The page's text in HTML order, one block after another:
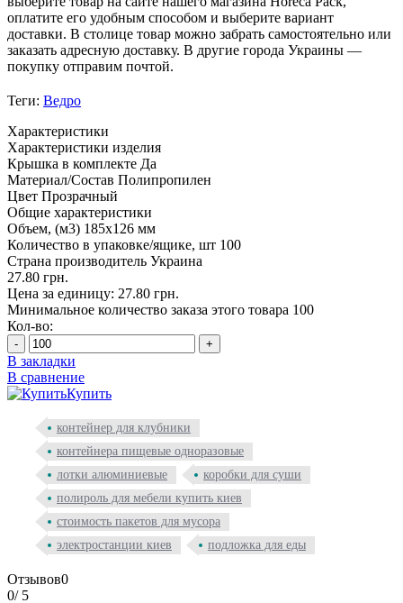
оплатите его удобным способом и выберите вариант
доставки. В столице товар можно забрать самостоятельно или
заказать адресную доставку. В другие города Украины —
покупку отправим почтой.
Теги: Ведро
Характеристики
Характеристики изделия
Крышка в комплекте Да
Материал/Состав Полипропилен
Цвет Прозрачный
Общие характеристики
Объем, (м3) 185х126 мм
Количество в упаковке/ящике, шт 100
Страна производитель Украина
27.80 грн.
Цена за единицу: 27.80 грн.
Минимальное количество заказа этого товара 100
Кол-во:
- +
В закладки
В сравнение
Купить
контейнер для клубники
контейнера пищевые одноразовые
лотки алюминиевые
коробки для суши
полироль для мебели купить киев
стоимость пакетов для мусора
электростанции киев
подложка для еды
Отзывов0
0/ 5